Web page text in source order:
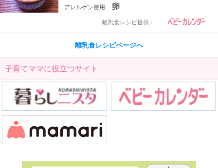
アレルゲン使用 卵
離乳食レシピページへ
離乳食レシピ提供：
子育てママに役立つサイト